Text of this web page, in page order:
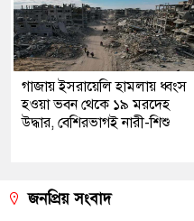
গাজায় ইসরায়েলি হামলায় ধ্বংস
হওয়া ভবন থেকে ১৯ মরদেহ
উদ্ধার, বেশিরভাগই নারী-শিশু
জনপ্রিয় সংবাদ